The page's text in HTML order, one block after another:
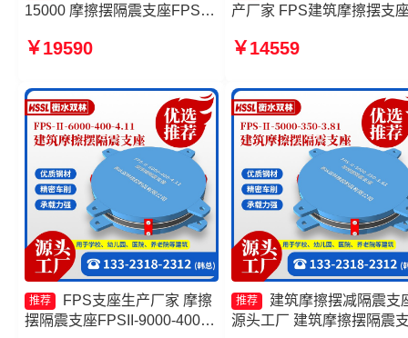
15000 摩擦摆隔震支座FPSII-
摆减隔震支座厂家 摩擦摆建筑
￥19590
产厂家 FPS建筑摩擦摆支
摩擦摆隔震支座FPSII-
￥14559
推荐
FPS支座生产厂家 摩擦
摆隔震支座FPSII-9000-400-
推荐
建筑摩擦摆减隔震支
源头工厂 建筑摩擦摆隔震